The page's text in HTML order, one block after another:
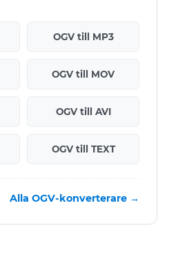
OGV till MP3
OGV till MOV
OGV till AVI
OGV till TEXT
Alla OGV-konverterare →